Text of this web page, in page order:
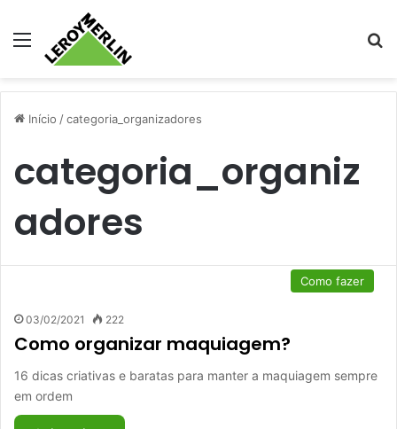
Menu
Início /categoria_organizadores
categoria_organiz
adores
Como fazer
03/02/2021 222
Como organizar maquiagem?
16 dicas criativas e baratas para manter a maquiagem sempre
em ordem